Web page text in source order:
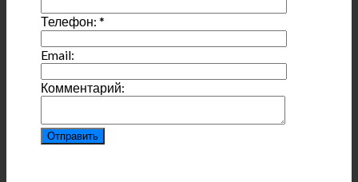
Телефон:*
Email:
Комментарий: